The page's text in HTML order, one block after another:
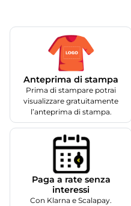
Anteprima di stampa
Prima di stampare potrai
visualizzare gratuitamente
l’anteprima di stampa.
Paga a rate senza
interessi
Con Klarna e Scalapay.